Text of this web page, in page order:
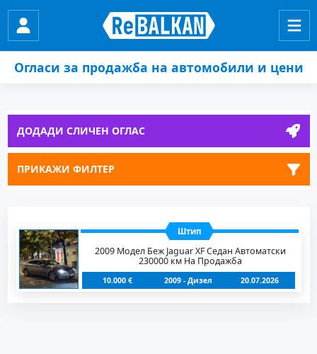
Огласи за продажба на автомобили и цени
ДОДАДИ СЛИЧЕН ОГЛАС
ПРИКАЖИ ФИЛТЕР
Штип
2009 Модел Беж Jaguar XF Седан Автоматски
230000 км На Продажба
10.000 € 2009 - Дизел 20.07.2026